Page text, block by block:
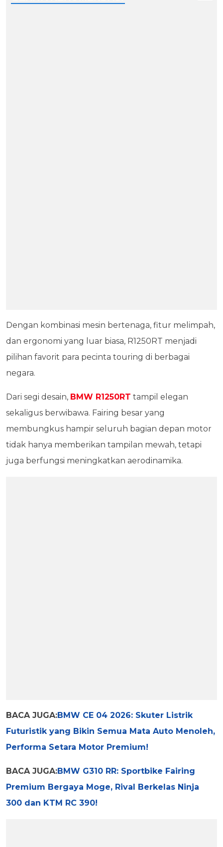
Dengan kombinasi mesin bertenaga, fitur melimpah,
dan ergonomi yang luar biasa, R1250RT menjadi
pilihan favorit para pecinta touring di berbagai
negara.
Dari segi desain, BMW R1250RT tampil elegan
sekaligus berwibawa. Fairing besar yang
membungkus hampir seluruh bagian depan motor
tidak hanya memberikan tampilan mewah, tetapi
juga berfungsi meningkatkan aerodinamika.
BACA JUGA:BMW CE 04 2026: Skuter Listrik
Futuristik yang Bikin Semua Mata Auto Menoleh,
Performa Setara Motor Premium!
BACA JUGA:BMW G310 RR: Sportbike Fairing
Premium Bergaya Moge, Rival Berkelas Ninja
300 dan KTM RC 390!